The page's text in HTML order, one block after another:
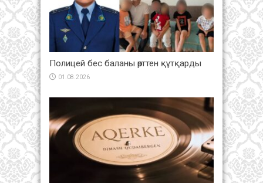
Полицей бес баланы өрттен құтқарды
01.08.2026